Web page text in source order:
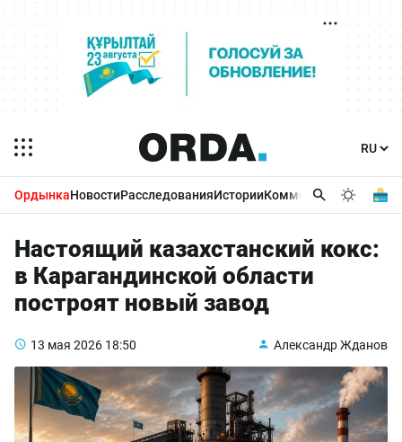
ОрдынкаНовостиРасследованияИсторииКомментарииБизнес
Настоящий казахстанский кокс:
в Карагандинской области
построят новый завод
13 мая 2026 18:50 Александр Жданов